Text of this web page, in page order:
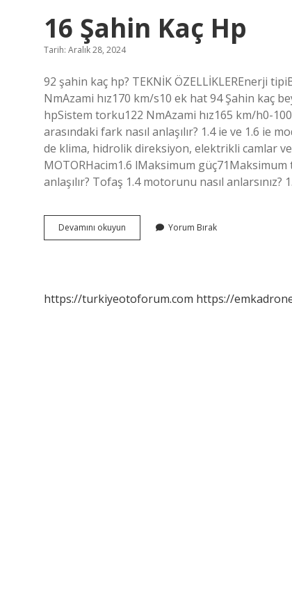
16 Şahin Kaç Hp
Tarih: Aralık 28, 2024
92 şahin kaç hp? TEKNİK ÖZELLİKLEREnerji
NmAzami hız170 km/s10 ek hat 94 Şahin kaç
hpSistem torku122 NmAzami hız165 km/h0-
arasındaki fark nasıl anlaşılır? 1.4 ie ve 1.6 ie
de klima, hidrolik direksiyon, elektrikli camlar
MOTORHacim1.6 lMaksimum güç71Maksimum
anlaşılır? Tofaş 1.4 motorunu nasıl
Devamını okuyun
Şahin
Yorum Bırak
https://turkiyeotoforum.com https://